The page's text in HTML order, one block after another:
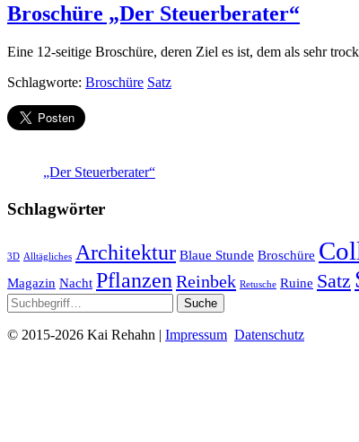
Broschüre „Der Steuerberater“
Eine 12-seitige Broschüre, deren Ziel es ist, dem als sehr
Schlagworte: Broschüre Satz
„Der Steuerberater“
Schlagwörter
3D Alltägliches Architektur Blaue Stunde Broschüre
Magazin Nacht Pflanzen Reinbek Retusche Ruine Satz
© 2015-2026 Kai Rehahn | Impressum Datenschutz